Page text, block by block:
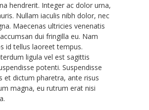
hendrerit. Integer ac dolor urna,
Nullam iaculis nibh dolor, nec
Maecenas ultricies venenatis
dui fringilla eu. Nam
id tellus laoreet tempus.
ligula vel est sagittis
potenti. Suspendisse
et dictum pharetra, ante risus
magna, eu rutrum erat nisi